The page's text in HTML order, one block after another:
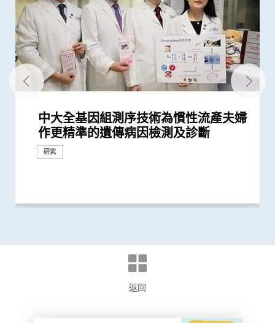
中大全基因組測序技術為慣性流產夫婦
作更精準的遺傳病因檢測及診斷
研究
中大率先引入全基因組測序技術作胎兒
產前診斷
研究
中大率先引入基因晶(芯)片技術作胎兒
產前診斷
研究
中大全新一站式PGT-Plus方案 精準辨
識傳統檢測中複雜基因異常「盲點」
降低人工受孕流產及異常妊娠風險
中大發現治療子宮內膜異位症的新靶點
及藥物
研究
中大改良英國胎兒醫學基金會之「三重
檢測方法」 證可提升亞洲孕婦「早產
妊娠毒血症檢出率」一倍
中大再獲夏約書孤兒症基金會支持新生
兒篩查服務 新增「先天性腎上腺皮質
增生症」檢測
中大醫學院長達近20年追蹤研究 揭示
妊娠糖尿及懷孕期血糖上升對孕婦及子
女的長期健康風險
懷未足月孖胎孕婦急性主動脈撕裂 情
況極罕見危急 中大威院跨專科團隊成
功為孕婦緊急修復主動脈保三命
中大研究發現部分高危孕婦未能透過阿
士匹靈預防妊娠毒血症的原因
研究
中大與倫敦大學瑪麗皇后學院領導全球
最大型「縮時成像培養箱」研究 發現
以此技術培養體外受精胚胎效果與傳...
中大領導亞洲多中心研究證實早孕期
「早產妊娠毒血症」篩查及預防 有助
高危孕婦減四成患病風險 與威院推行...
中大輔助生育技術中心助本港癌症患者
保存生殖能力
研究
中大研究發現接種疫苗加強劑有效提高
母乳中新冠病毒抗體 保護年幼嬰兒
研究
中大與美國貝勒醫學院研究證實阿士匹
靈可減慢妊娠代謝時鐘 降低患妊娠毒
血症風險
中大研究顯示新冠病毒抗體可經母體傳
至胎兒
研究
中大證實改良版高能聚焦超聲波有效治
療子宮肌瘤
研究
嬰兒腸道菌群影響一生 中大團隊研
「三歲定八十」之謎
研究
患有多囊卵巢綜合症華人女性的糖尿病
風險是非患病人士的4倍
研究
中大研究警示懷孕婦女注意體重增幅
研究
中大建議所有孕婦作口服葡萄糖耐量測
試 全港兩成孕婦患妊娠糖尿 研究發現
其子女糖尿病風險為同齡兒童3倍
中大推全球首項運用「單細胞基因技
術」檢測卵子質素研究 破解卵子老化
及女性不育之謎
中大發現本港孕婦乙肝帶菌率維持偏高
與25年前未引入初生嬰兒全面疫苗計劃
時相若
中大證實注射「加壓素」可有效降低宮
腔鏡子宮肌瘤切除術風險
研究
中大與夏約書孤兒症基金會攜手合作
於本港率先推出新生兒代謝篩查計劃
捐款
中大首推全港脆性X綜合症 (X染色體易
裂症) 篩查服務
臨床服務
中大與美國專家攜手合作進行臨床遺傳
學培訓 設立本港首個一站式遺傳病門
診服務
返回